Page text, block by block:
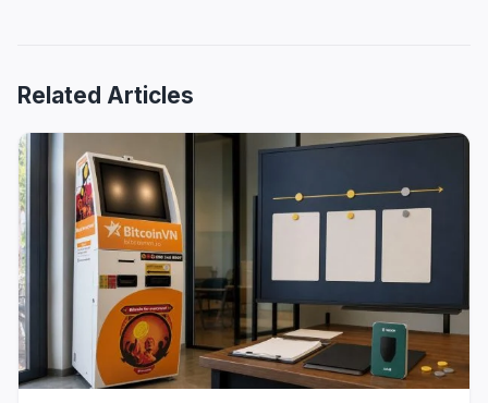
Related Articles